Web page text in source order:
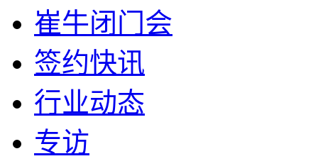
崔牛闭门会
签约快讯
行业动态
专访